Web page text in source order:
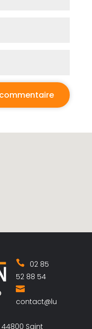
02 85
52 88 54
contact@lu
Saint